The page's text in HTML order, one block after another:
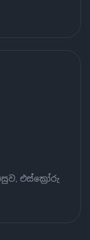
එස්ක්‍රෝරු